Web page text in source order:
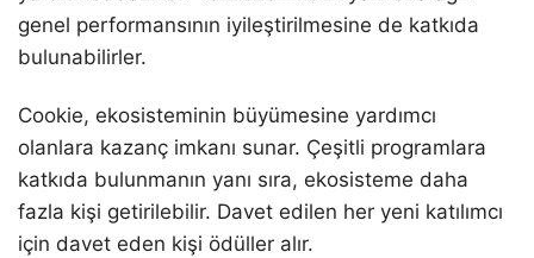
genel performansının iyileştirilmesine de katkıda
bulunabilirler.
Cookie, ekosisteminin büyümesine yardımcı
olanlara kazanç imkanı sunar. Çeşitli programlara
katkıda bulunmanın yanı sıra, ekosisteme daha
fazla kişi getirilebilir. Davet edilen her yeni katılımcı
için davet eden kişi ödüller alır.